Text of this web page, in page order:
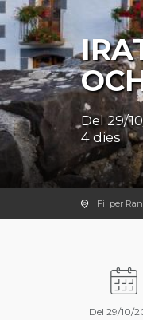
Del 29/
4 dies
Fil per
Del 29/10/